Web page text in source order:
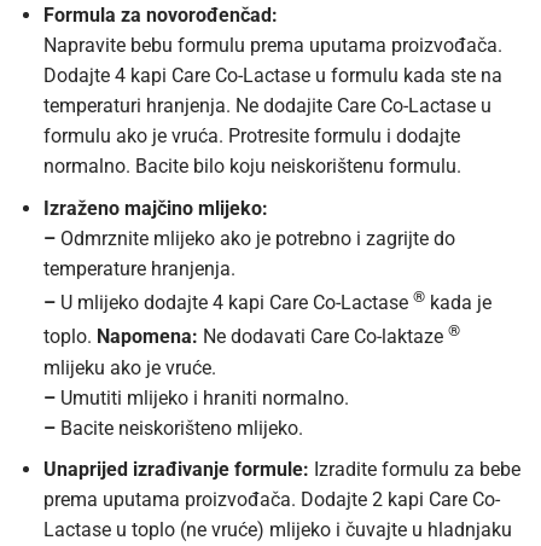
Formula za novorođenčad:
Napravite bebu formulu prema uputama proizvođača.
Dodajte 4 kapi Care Co-Lactase u formulu kada ste na
temperaturi hranjenja. Ne dodajite Care Co-Lactase u
formulu ako je vruća. Protresite formulu i dodajte
normalno. Bacite bilo koju neiskorištenu formulu.
Izraženo majčino mlijeko:
–Odmrznite mlijeko ako je potrebno i zagrijte do
temperature hranjenja.
–U mlijeko dodajte 4 kapi Care Co-Lactase ®kada je
toplo. Napomena: Ne dodavati Care Co-laktaze ®
mlijeku ako je vruće.
–Umutiti mlijeko i hraniti normalno.
–Bacite neiskorišteno mlijeko.
Unaprijed izrađivanje formule: Izradite formulu za bebe
prema uputama proizvođača. Dodajte 2 kapi Care Co-
Lactase u toplo (ne vruće) mlijeko i čuvajte u hladnjaku